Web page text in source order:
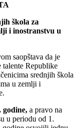
škola za
i inostranstvu u
saopštava da je
talente Republike
srednjih škola
u zemlji i
godine, a pravo na
u periodu od 1.